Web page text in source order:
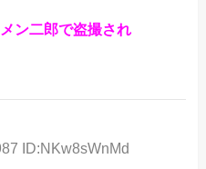
ン二郎で盗撮され
ID:NKw8sWnMd